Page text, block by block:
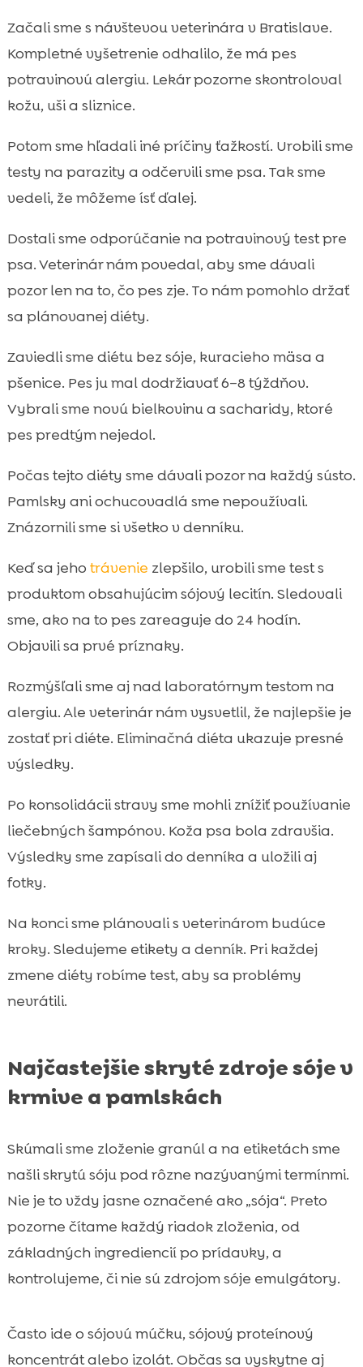
Začali sme s návštevou veterinára v Bratislave.
Kompletné vyšetrenie odhalilo, že má pes
potravinovú alergiu. Lekár pozorne skontroloval
kožu, uši a sliznice.
Potom sme hľadali iné príčiny ťažkostí. Urobili sme
testy na parazity a odčervili sme psa. Tak sme
vedeli, že môžeme ísť ďalej.
Dostali sme odporúčanie na potravinový test pre
psa. Veterinár nám povedal, aby sme dávali
pozor len na to, čo pes zje. To nám pomohlo držať
sa plánovanej diéty.
Zaviedli sme diétu bez sóje, kuracieho mäsa a
pšenice. Pes ju mal dodržiavať 6–8 týždňov.
Vybrali sme novú bielkovinu a sacharidy, ktoré
pes predtým nejedol.
Počas tejto diéty sme dávali pozor na každý sústo.
Pamlsky ani ochucovadlá sme nepoužívali.
Znázornili sme si všetko v denníku.
Keď sa jeho trávenie zlepšilo, urobili sme test s
produktom obsahujúcim sójový lecitín. Sledovali
sme, ako na to pes zareaguje do 24 hodín.
Objavili sa prvé príznaky.
Rozmýšľali sme aj nad laboratórnym testom na
alergiu. Ale veterinár nám vysvetlil, že najlepšie je
zostať pri diéte. Eliminačná diéta ukazuje presné
výsledky.
Po konsolidácii stravy sme mohli znížiť používanie
liečebných šampónov. Koža psa bola zdravšia.
Výsledky sme zapísali do denníka a uložili aj
fotky.
Na konci sme plánovali s veterinárom budúce
kroky. Sledujeme etikety a denník. Pri každej
zmene diéty robíme test, aby sa problémy
nevrátili.
Najčastejšie skryté zdroje sóje v
krmive a pamlskách
Skúmali sme zloženie granúl a na etiketách sme
našli skrytú sóju pod rôzne nazývanými termínmi.
Nie je to vždy jasne označené ako „sója“. Preto
pozorne čítame každý riadok zloženia, od
základných ingrediencií po prídavky, a
kontrolujeme, či nie sú zdrojom sóje emulgátory.
Často ide o sójovú múčku, sójový proteínový
koncentrát alebo izolát. Občas sa vyskytne aj